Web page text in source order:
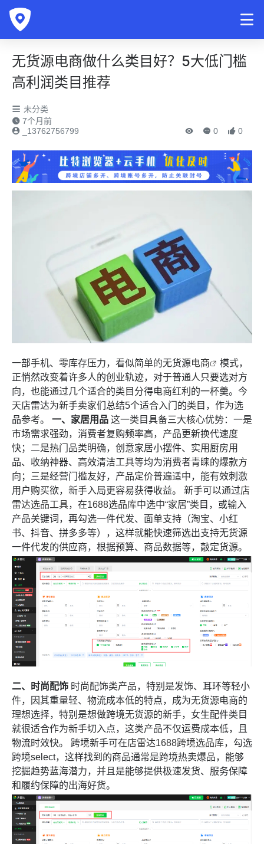
无货源电商做什么类目好？5大低门槛
高利润类目推荐
未分类
7个月前
_13762756799
0 0
一部手机、零库存压力，看似简单的无货源电商
模式，
正悄然改变着许多人的创业轨迹，对于普通人只要选对方
向，也能通过几个适合的类目分得电商红利的一杯羹。今
天店雷达为新手卖家们总结5个适合入门的类目，作为选
品参考。
一、家居用品 这一类目具备三大核心优势：一是
市场需求强劲，消费者复购频率高，产品更新换代速度
快；二是热门品类明确，创意家居小摆件、实用厨房用
品、收纳神器、高效清洁工具等均为消费者青睐的爆款方
向；三是经营门槛友好，产品定价普遍适中，能有效刺激
用户购买欲，新手入局更容易获得收益。 新手可以通过店
雷达选品工具，在1688选品库中选中“家居”类目，或输入
产品关键词，再勾选一件代发、面单支持（淘宝、小红
书、抖音、拼多多等），这样就能快速筛选出支持无货源
一件代发的供应商，根据预算、商品数据等，敲定货源。
二、时尚配饰 时尚配饰类产品，特别是发饰、耳环等轻小
件，因其重量轻、物流成本低的特点，成为无货源电商的
理想选择，特别是想做跨境无货源的新手，女生配件类目
就很适合作为新手切入点，这类产品不仅运费成本低，且
物流时效快。 跨境新手可在店雷达1688跨境选品库，勾选
跨境select，这样找到的商品通常是跨境热卖爆品，能够
挖掘趋势蓝海潜力，并且是能够提供极速发货、服务保障
和履约保障的出海好货。